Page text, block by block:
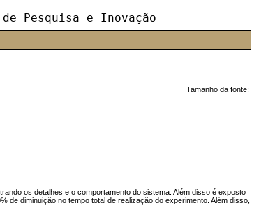
Pesquisa e Inovação
Tamanho da fonte:
os detalhes e o comportamento do sistema. Além disso é exposto
diminuição no tempo total de realização do experimento. Além disso,